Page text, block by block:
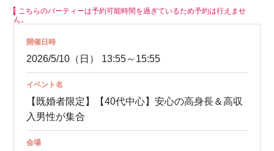
こちらのパーティーは予約可能時間を過ぎているため予約は行えませ
ん。
開催日時
2026/5/10（日） 13:55～15:55
イベント名
【既婚者限定】【40代中心】安心の高身長＆高収
入男性が集合
会場